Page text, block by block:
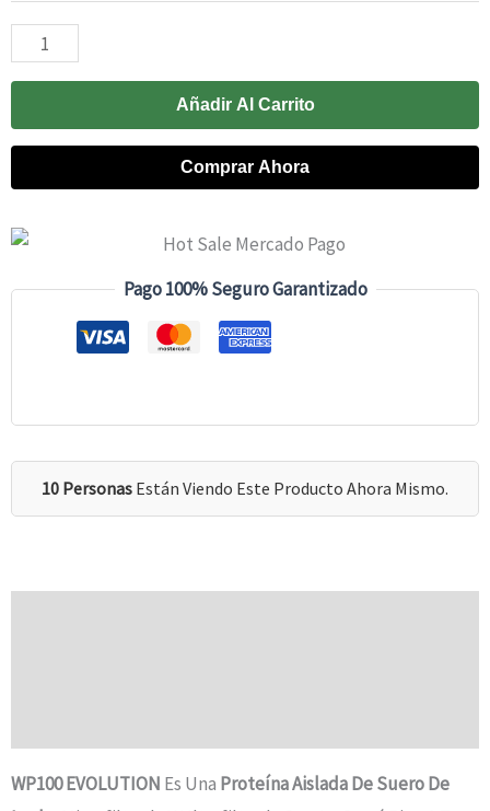
Proteína
2800
Añadir Al Carrito
Comprar Ahora
Pago 100% Seguro Garantizado
10 Personas Están Viendo Este Producto Ahora Mismo.
WP100 EVOLUTION Es Una Proteína Aislada De Suero De